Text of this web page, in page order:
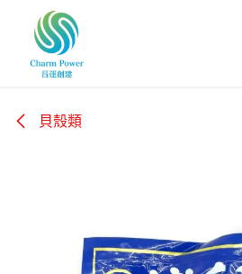
跳至內容
貝殼類